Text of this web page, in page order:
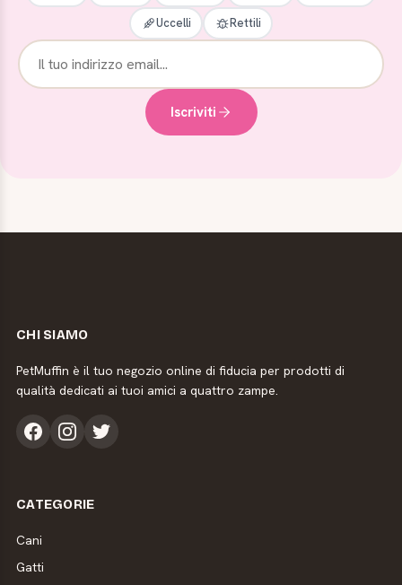
Uccelli Rettili
Iscriviti
CHI SIAMO
PetMuffin è il tuo negozio online di fiducia per prodotti di
qualità dedicati ai tuoi amici a quattro zampe.
CATEGORIE
Cani
Gatti